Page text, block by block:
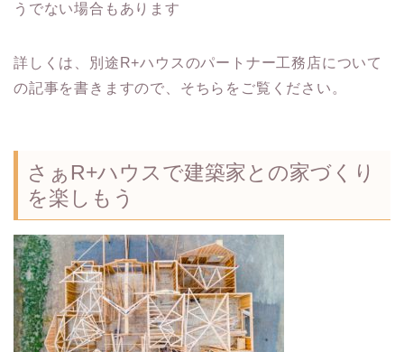
うでない場合もあります
詳しくは、別途R+ハウスのパートナー工務店について
の記事を書きますので、そちらをご覧ください。
さぁR+ハウスで建築家との家づくり
を楽しもう